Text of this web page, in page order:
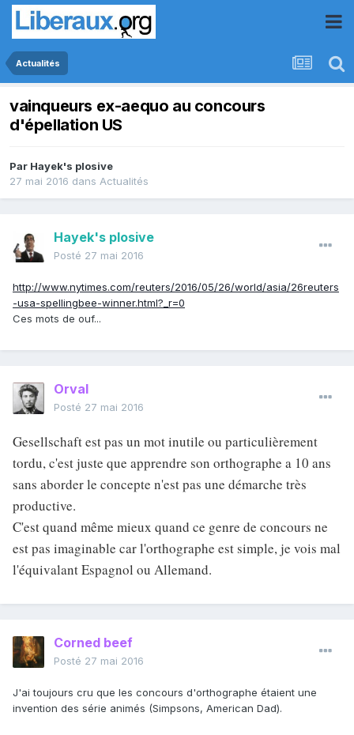
Actualités
vainqueurs ex-aequo au concours
d'épellation US
Par Hayek's plosive
27 mai 2016 dans Actualités
Hayek's plosive
Posté 27 mai 2016
http://www.nytimes.com/reuters/2016/05/26/world/asia/26reuters
-usa-spellingbee-winner.html?_r=0
Ces mots de ouf...
Orval
Posté 27 mai 2016
Gesellschaft est pas un mot inutile ou particulièrement
tordu, c'est juste que apprendre son orthographe a 10 ans
sans aborder le concepte n'est pas une démarche très
productive.
C'est quand même mieux quand ce genre de concours ne
est pas imaginable car l'orthographe est simple, je vois mal
l'équivalant Espagnol ou Allemand.
Corned beef
Posté 27 mai 2016
J'ai toujours cru que les concours d'orthographe étaient une
invention des série animés (Simpsons, American Dad).